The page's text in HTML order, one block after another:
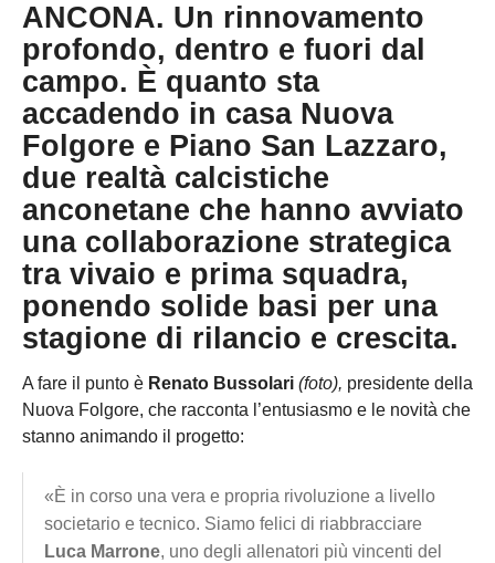
ANCONA. Un rinnovamento
profondo, dentro e fuori dal
campo. È quanto sta
accadendo in casa Nuova
Folgore e Piano San Lazzaro,
due realtà calcistiche
anconetane che hanno avviato
una collaborazione strategica
tra vivaio e prima squadra,
ponendo solide basi per una
stagione di rilancio e crescita.
A fare il punto è Renato Bussolari (foto), presidente della
Nuova Folgore, che racconta l’entusiasmo e le novità che
stanno animando il progetto:
«È in corso una vera e propria rivoluzione a livello
societario e tecnico. Siamo felici di riabbracciare
Luca Marrone, uno degli allenatori più vincenti del